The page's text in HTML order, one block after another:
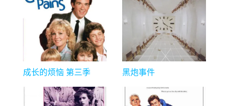
成长的烦恼 第三季 黑炮事件